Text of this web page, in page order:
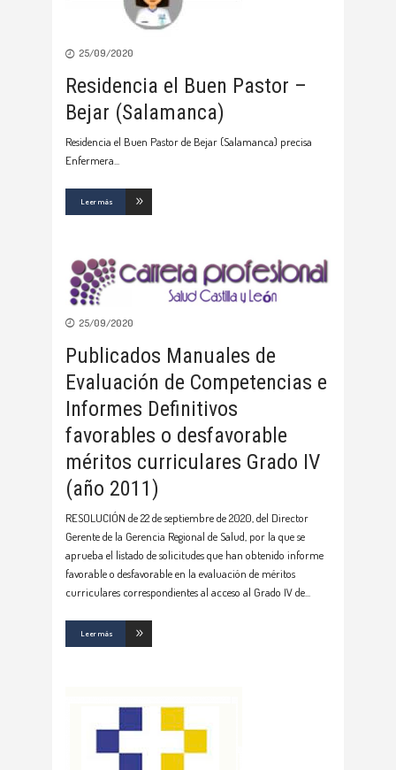
25/09/2020
Residencia el Buen Pastor –
Bejar (Salamanca)
Residencia el Buen Pastor de Bejar (Salamanca) precisa
Enfermera
Leer más
25/09/2020
Publicados Manuales de
Evaluación de Competencias e
Informes Definitivos
favorables o desfavorable
méritos curriculares Grado IV
(año 2011)
RESOLUCIÓN de 22 de septiembre de 2020, del Director
Gerente de la Gerencia Regional de Salud, por la que se
aprueba el listado de solicitudes que han obtenido informe
favorable o desfavorable en la evaluación de méritos
curriculares correspondientes al acceso al Grado IV de
Leer más